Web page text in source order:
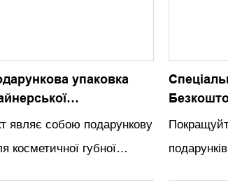
упаковка
золотої
виробником
являє собою подарункову
косметичної губної
упаковка